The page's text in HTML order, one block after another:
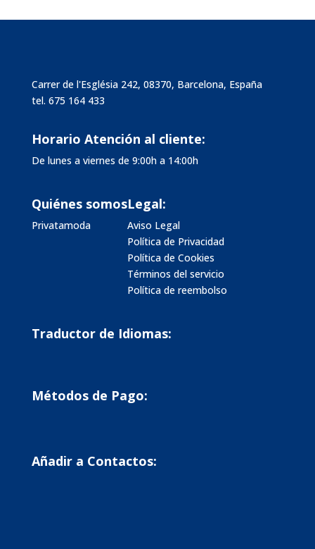
Carrer de l'Església 242, 08370, Barcelona, España
tel. 675 164 433
Horario Atención al cliente:
De lunes a viernes de 9:00h a 14:00h
Quiénes somos
Privatamoda
Legal:
Aviso Legal
Política de Privacidad
Política de Cookies
Términos del servicio
Política de reembolso
Traductor de Idiomas:
Métodos de Pago:
Añadir a Contactos: